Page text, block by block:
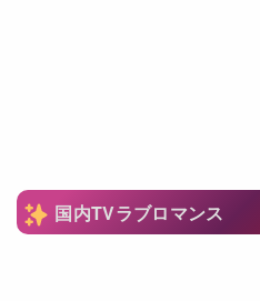
国内TVラブロマンス